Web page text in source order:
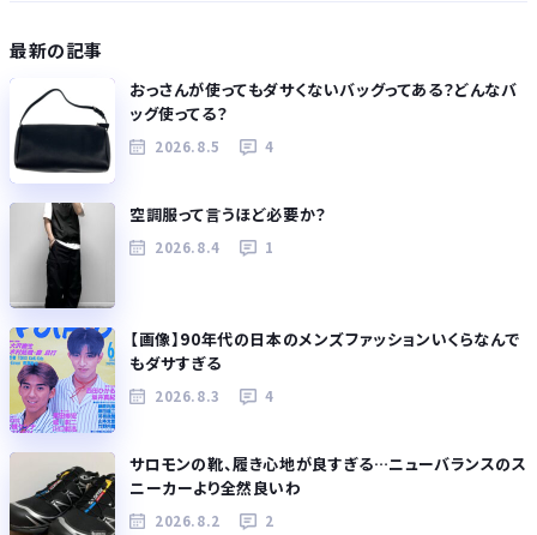
最新の記事
おっさんが使ってもダサくないバッグってある？どんなバ
ッグ使ってる？
2026.8.5 4
空調服って言うほど必要か？
2026.8.4 1
【画像】90年代の日本のメンズファッションいくらなんで
もダサすぎる
2026.8.3 4
サロモンの靴、履き心地が良すぎる…ニューバランスのス
ニーカーより全然良いわ
2026.8.2 2